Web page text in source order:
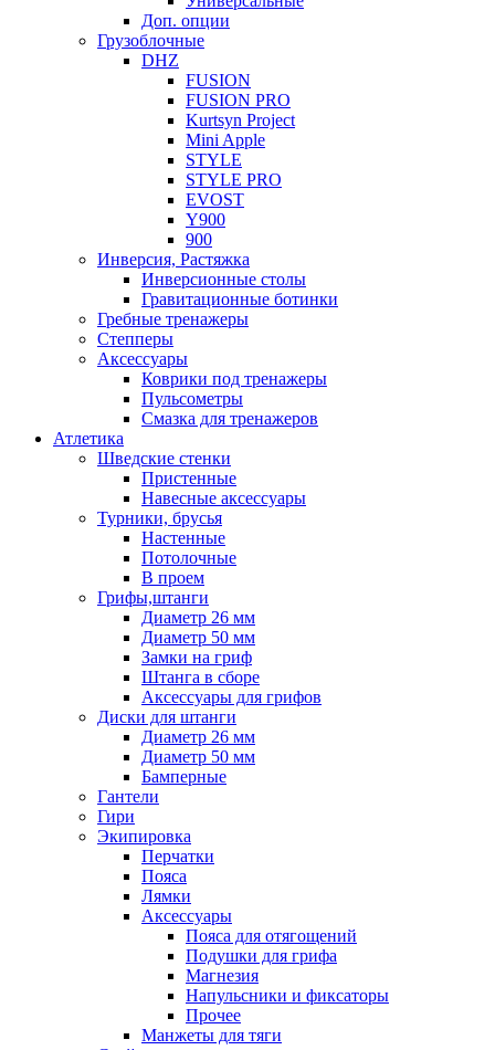
Доп. опции
Грузоблочные
DHZ
FUSION
FUSION PRO
Kurtsyn Project
Mini Apple
STYLE
STYLE PRO
EVOST
Y900
900
Инверсия, Растяжка
Инверсионные столы
Гравитационные ботинки
Гребные тренажеры
Степперы
Аксессуары
Коврики под тренажеры
Пульсометры
Смазка для тренажеров
Атлетика
Шведские стенки
Пристенные
Навесные аксессуары
Турники, брусья
Настенные
Потолочные
В проем
Грифы,штанги
Диаметр 26 мм
Диаметр 50 мм
Замки на гриф
Штанга в сборе
Аксессуары для грифов
Диски для штанги
Диаметр 26 мм
Диаметр 50 мм
Бамперные
Гантели
Гири
Экипировка
Перчатки
Пояса
Лямки
Аксессуары
Пояса для отягощений
Подушки для грифа
Магнезия
Напульсники и фиксаторы
Прочее
Манжеты для тяги